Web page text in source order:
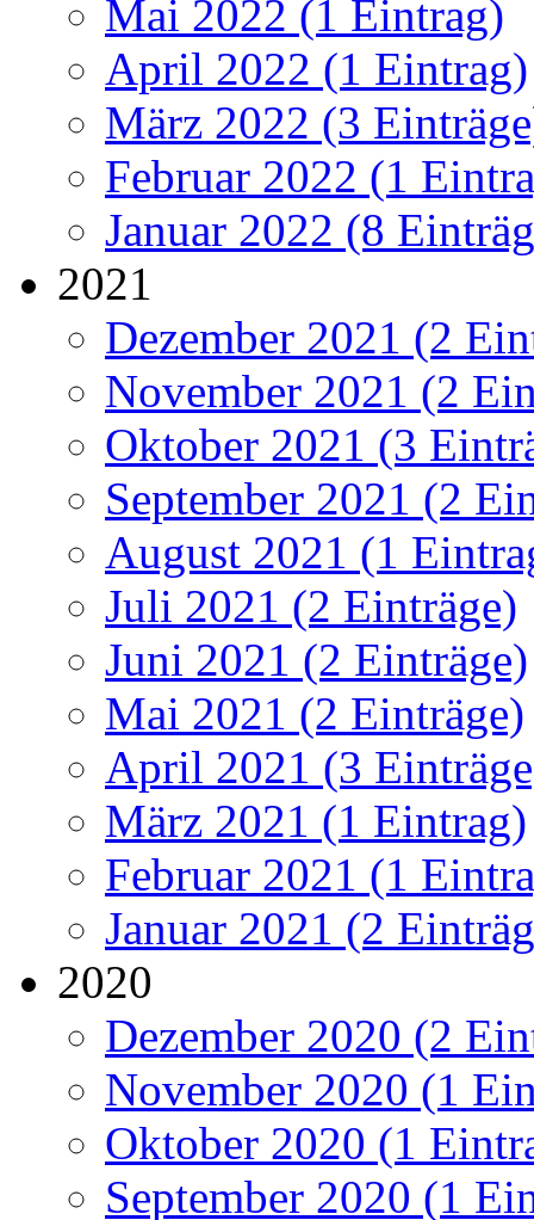
Mai 2022 (1 Eintrag)
April 2022 (1 Eintrag)
März 2022 (3
Februar 2022 (1
Januar 2022 (8
2021
Dezember 2021 (2
November 2021 (2
Oktober 2021 (3
September 2021 (2
August 2021 (1
Juli 2021 (2 Einträge)
Juni 2021 (2 Einträge)
Mai 2021 (2 Einträge)
April 2021 (3
März 2021 (1 Eintrag)
Februar 2021 (1
Januar 2021 (2
2020
Dezember 2020 (2
November 2020 (1
Oktober 2020 (1
September 2020 (1